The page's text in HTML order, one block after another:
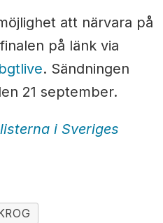
att närvara på
på länk via
. Sändningen
21 september.
i Sveriges